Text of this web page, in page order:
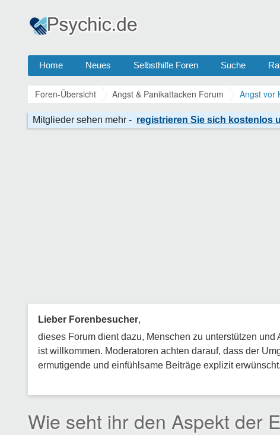
Home Neues Selbsthilfe Foren Suche
Foren-Übersicht Angst & Panikattacken Forum Angst vor
Lieber Forenbesucher,
dieses Forum dient dazu, Menschen zu unterstützen
ist willkommen. Moderatoren achten darauf, dass der
ermutigende und einfühlsame Beiträge explizit
Wie seht ihr den Aspekt der